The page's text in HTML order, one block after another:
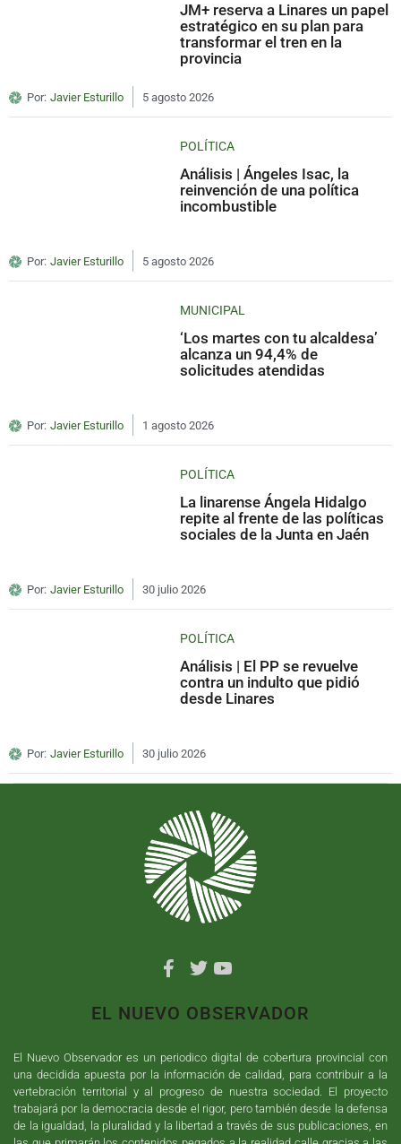
JM+ reserva a Linares un papel
estratégico en su plan para
transformar el tren en la
provincia
Por: Javier Esturillo 5 agosto 2026
POLÍTICA
Análisis | Ángeles Isac, la
reinvención de una política
incombustible
Por: Javier Esturillo 5 agosto 2026
MUNICIPAL
‘Los martes con tu alcaldesa’
alcanza un 94,4% de
solicitudes atendidas
Por: Javier Esturillo 1 agosto 2026
POLÍTICA
La linarense Ángela Hidalgo
repite al frente de las políticas
sociales de la Junta en Jaén
Por: Javier Esturillo 30 julio 2026
POLÍTICA
Análisis | El PP se revuelve
contra un indulto que pidió
desde Linares
Por: Javier Esturillo 30 julio 2026
EL NUEVO OBSERVADOR
El Nuevo Observador es un periodico digital de cobertura provincial con
una decidida apuesta por la información de calidad, para contribuir a la
vertebración territorial y al progreso de nuestra sociedad. El proyecto
trabajará por la democracia desde el rigor, pero también desde la defensa
de la igualdad, la pluralidad y la libertad a través de sus publicaciones, en